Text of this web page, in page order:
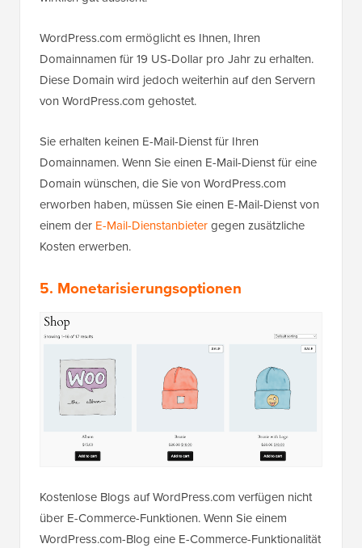
WordPress.com ermöglicht es Ihnen, Ihren
Domainnamen für 19 US-Dollar pro Jahr zu erhalten.
Diese Domain wird jedoch weiterhin auf den Servern
von WordPress.com gehostet.
Sie erhalten keinen E-Mail-Dienst für Ihren
Domainnamen. Wenn Sie einen E-Mail-Dienst für eine
Domain wünschen, die Sie von WordPress.com
erworben haben, müssen Sie einen E-Mail-Dienst von
einem der E-Mail-Dienstanbietergegen zusätzliche
Kosten erwerben.
5. Monetarisierungsoptionen
Kostenlose Blogs auf WordPress.com verfügen nicht
über E-Commerce-Funktionen. Wenn Sie einem
WordPress.com-Blog eine E-Commerce-Funktionalität